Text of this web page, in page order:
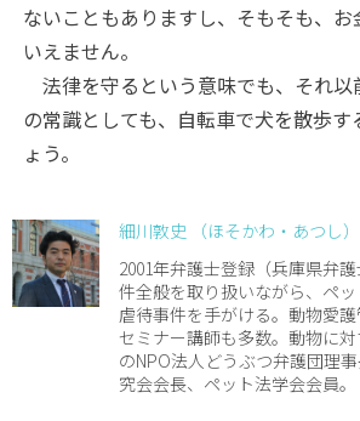
ないこともありますし、そもそも、
いえません。
法律を守るという意味でも、それ以
の常識としても、自転車で犬を散歩す
ょう。
細川敦史 （ほそかわ・あつし）
2001年弁護士登録（兵庫県弁
件全般を取り扱いながら、ペ
虐待事件を手がける。動物愛
セミナー講師も多数。動物に
のNPO法人どうぶつ弁護団理
究会会長、ペット法学会会員。